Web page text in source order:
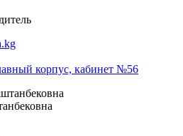
корпус, кабинет №56